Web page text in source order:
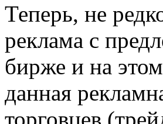
Теперь, не
реклама с
бирже и на
данная
торговцев